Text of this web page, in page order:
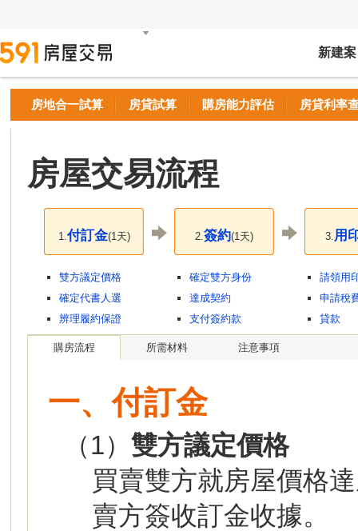
新建案
房地合一試算 房貸試算 購房能力評估 房貸利率
房屋交易流程
1.付訂金(1天)
雙方議定價格
確定代書人選
辨理履約保證
2.簽約(1天)
確定雙方身份
達成契約
支付簽約款
3.用
請領用
申請稅
貸款
購房流程 所需材料 注意事項
一、付訂金
（1） 雙方議定價格
買賣雙方就房屋價格
賣方簽收訂金收據。